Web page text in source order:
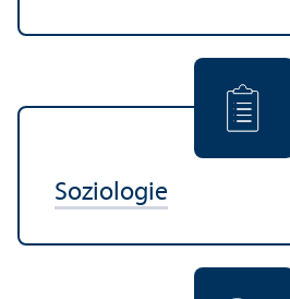
Soziologie